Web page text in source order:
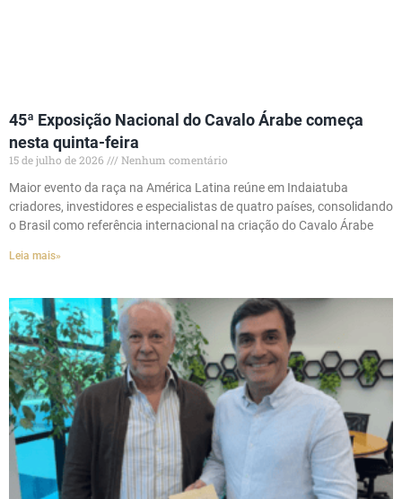
45ª Exposição Nacional do Cavalo Árabe começa
nesta quinta-feira
15 de julho de 2026
Nenhum comentário
Maior evento da raça na América Latina reúne em Indaiatuba
criadores, investidores e especialistas de quatro países, consolidando
o Brasil como referência internacional na criação do Cavalo Árabe
Leia mais»